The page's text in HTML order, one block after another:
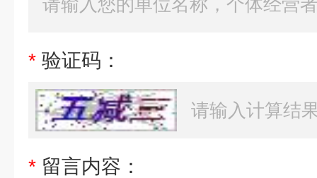
* 验证码：
* 留言内容：